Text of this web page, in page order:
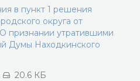
в пункт 1 решения
округа от
признании утратившими
Думы Находкинского
20.6 КБ